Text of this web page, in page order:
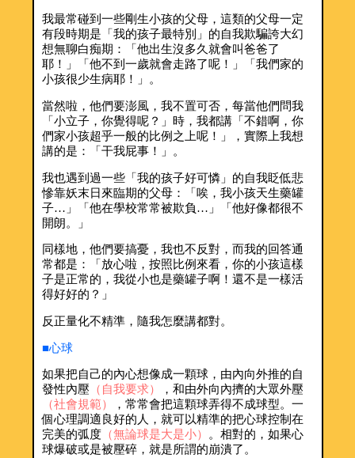
我最常碰到一些剛生小孩的父母，這類的父母一定
有段時期是「我的孩子最特別」的自我欺騙誇大幻
想無聊白痴期：「他出生沒多久就會叫爸爸了
耶！」「他不到一歲就會走路了呢！」「我們家的
小孩很少生病耶！」。
當然啦，他們要澎風，我不置可否，每當他們問我
「小立子，你覺得呢？」時，我都講「不錯啊，你
們家小孩超乎一般的比例之上呢！」，實際上我想
講的是：「干我屁事！」。
我也遇到過一些「我的孩子好可憐」的自我眨低悲
慘靠妖末日來臨期的父母：「唉，我小孩天生藥罐
子…」「他在學校常常被欺負…」「他好像都很不
開朗。」
同樣地，他們要搞憂，我也不反對，而我的回答通
常都是：「放心啦，按照比例來看，你的小孩這樣
子是正常的，我從小也是藥罐子啊！還不是一樣活
得好好的？」
反正量化不精準，隨我怎麼講都對。
■心球
如果把自己的內心想像成一顆球，由內向外推的自
發性內壓 （自我要求）
，和由外向內擠的大眾外壓
（社會規範）
，常常會把這顆球弄得不成球型。一
個心理調適良好的人，就可以精準的把心球控制在
完美的弧度（無論球是大是小） 。相對的，如果心
球爆破或是被壓碎，就是所謂的崩潰了。